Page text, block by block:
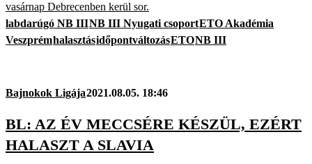
vasárnap Debrecenben kerül sor.
labdarúgó NB IIINB III Nyugati csoportETO Akadémia
VeszprémhalasztásidőpontváltozásETONB III
Bajnokok Ligája2021.08.05. 18:46
BL: AZ ÉV MECCSÉRE KÉSZÜL, EZÉRT
HALASZT A SLAVIA